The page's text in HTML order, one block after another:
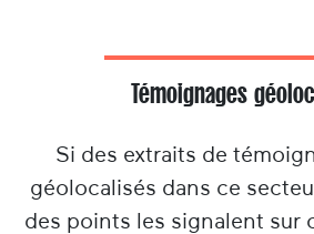
Témoignages
Si des extraits de
géolocalisés dans ce
des points les signalent sur